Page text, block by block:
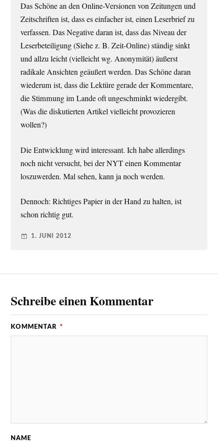
Das Schöne an den Online-Versionen von Zeitungen und
Zeitschriften ist, dass es einfacher ist, einen Leserbrief zu
verfassen. Das Negative daran ist, dass das Niveau der
Leserbeteiligung (Siehe z. B. Zeit-Online) ständig sinkt
und allzu leicht (vielleicht wg. Anonymität) äußerst
radikale Ansichten geäußert werden. Das Schöne daran
wiederum ist, dass die Lektüre gerade der Kommentare,
die Stimmung im Lande oft ungeschminkt wiedergibt.
(Was die diskutierten Artikel vielleicht provozieren
wollen?)
Die Entwicklung wird interessant. Ich habe allerdings
noch nicht versucht, bei der NYT einen Kommentar
loszuwerden. Mal sehen, kann ja noch werden.
Dennoch: Richtiges Papier in der Hand zu halten, ist
schon richtig gut.
1. JUNI 2012
Schreibe einen Kommentar
KOMMENTAR *
NAME